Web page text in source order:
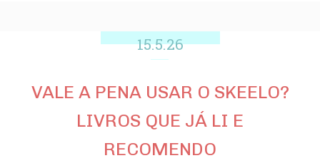
15.5.26
VALE A PENA USAR O SKEELO?
LIVROS QUE JÁ LI E
RECOMENDO